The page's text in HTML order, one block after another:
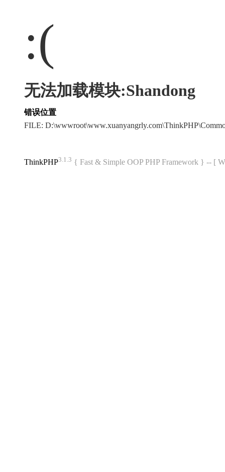
:(
无法加载模块:Shandong
错误位置
FILE:
ThinkPHP3.1.3 { Fast & Simple OOP PHP Framework } -- [